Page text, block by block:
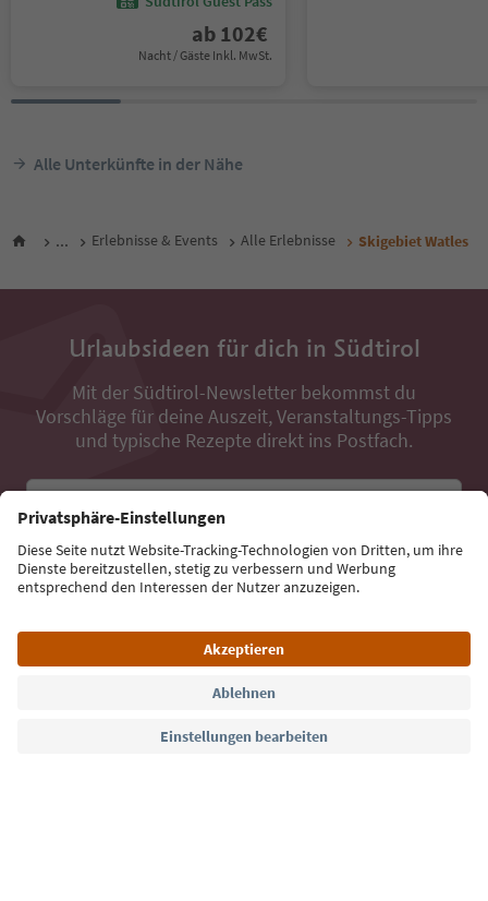
ab 102€
Nacht / Gäste Inkl. MwSt.
Alle Unterkünfte in der Nähe
... Erlebnisse & Events Alle Erlebnisse Skigebiet Watles
Urlaubsideen für dich in Südtirol
Mit der Südtirol-Newsletter bekommst du
Vorschläge für deine Auszeit, Veranstaltungs-Tipps
und typische Rezepte direkt ins Postfach.
Jetzt anmelden